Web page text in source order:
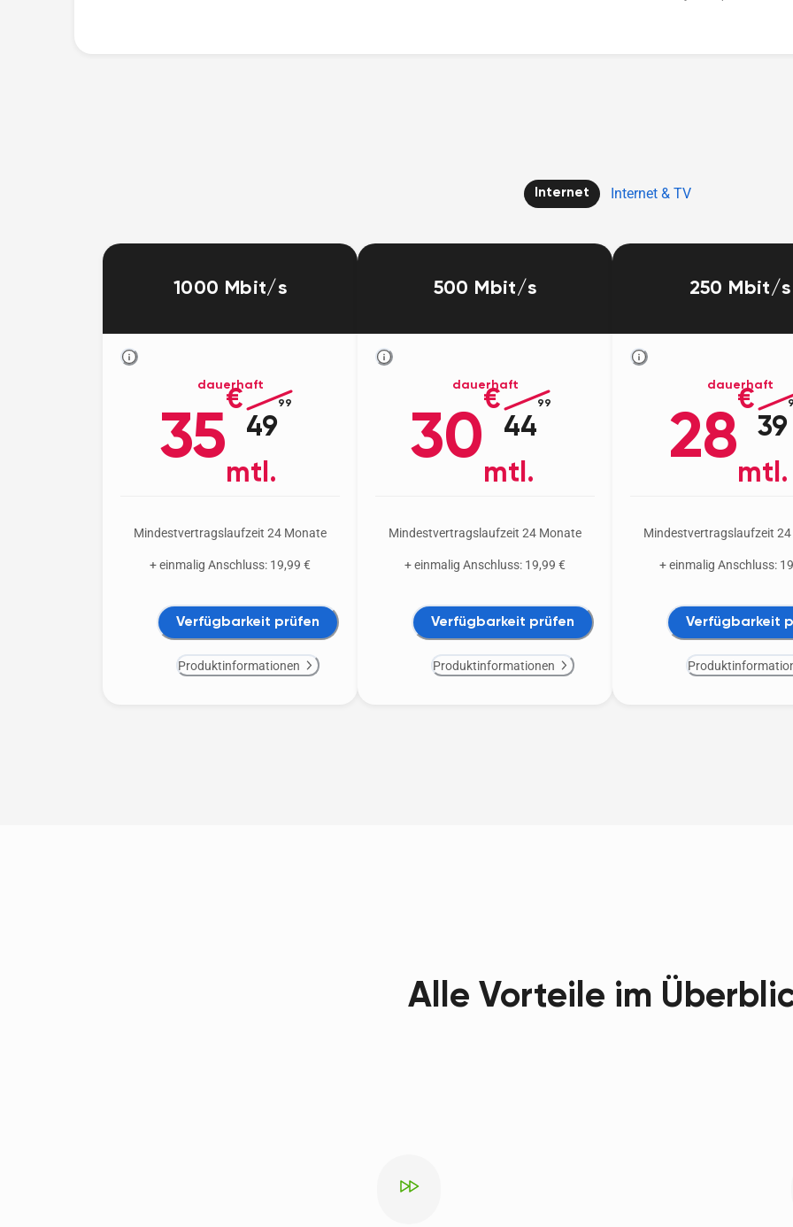
Internet Internet & TV
1000 Mbit/s
dauerhaft
35
€
49
99
mtl.
Mindestvertragslaufzeit 24 Monate
+ einmalig Anschluss: 19,99 €
Verfügbarkeit prüfen
Produktinformationen
500 Mbit/s
dauerhaft
30
€
44
99
mtl.
Mindestvertragslaufzeit 24 Monate
+ einmalig Anschluss: 19,99 €
Verfügbarkeit prüfen
Produktinformationen
250 Mbit/s
dauerhaft
28
€
39
mtl.
Mindestvertragslaufzeit
+ einmalig Anschluss:
Verfügbarkeit
Alle Vorteile im